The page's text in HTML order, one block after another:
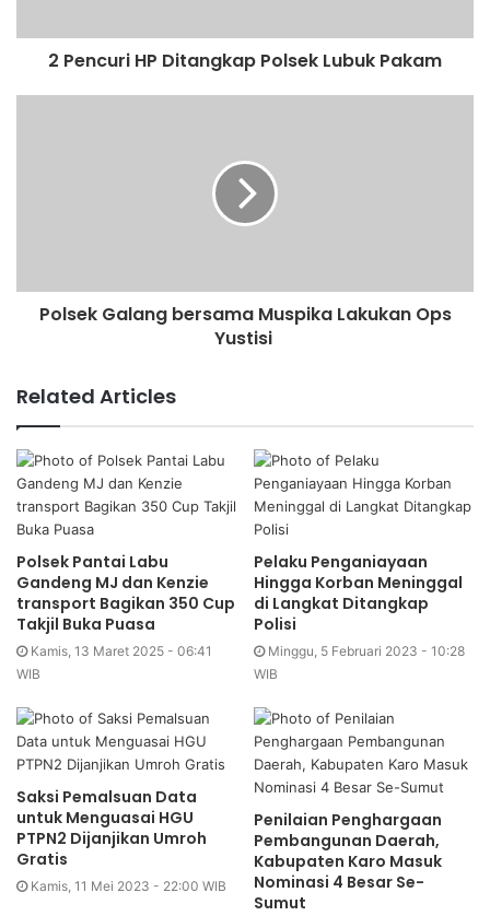
2 Pencuri HP Ditangkap Polsek Lubuk Pakam
Polsek Galang bersama Muspika Lakukan Ops
Yustisi
Related Articles
Polsek Pantai Labu
Gandeng MJ dan Kenzie
transport Bagikan 350 Cup
Takjil Buka Puasa
Kamis, 13 Maret 2025 - 06:41
WIB
Pelaku Penganiayaan
Hingga Korban Meninggal
di Langkat Ditangkap
Polisi
Minggu, 5 Februari 2023 - 10:28
WIB
Saksi Pemalsuan Data
untuk Menguasai HGU
PTPN2 Dijanjikan Umroh
Gratis
Kamis, 11 Mei 2023 - 22:00 WIB
Penilaian Penghargaan
Pembangunan Daerah,
Kabupaten Karo Masuk
Nominasi 4 Besar Se-
Sumut